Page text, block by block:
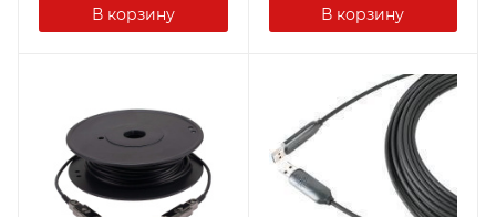
В корзину В корзину